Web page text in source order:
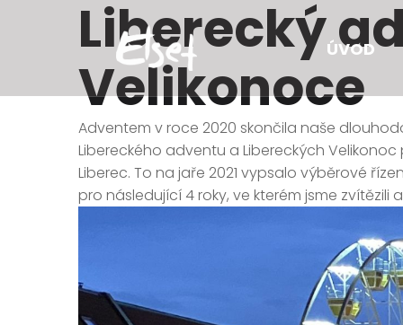
ÚVOD
Liberecký
Velikonoce
Adventem v roce 2020 skončila naše
Libereckého adventu a Libereckých
Liberec. To na jaře 2021 vypsalo výběrové
pro následující 4 roky, ve kterém jsme zvítězili